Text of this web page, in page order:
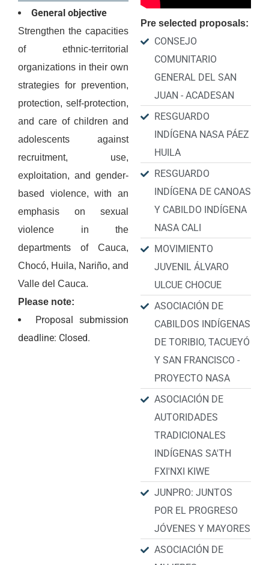
General objective
Strengthen the capacities
of ethnic-territorial
organizations in their own
strategies for prevention,
protection, self-protection,
and care of children and
adolescents against
recruitment, use,
exploitation, and gender-
based violence, with an
emphasis on sexual
violence in the
departments of Cauca,
Chocó, Huila, Nariño, and
Valle del Cauca.
Please note:
Proposal submission
deadline: Closed.
Pre selected proposals:
CONSEJO
COMUNITARIO
GENERAL DEL SAN
JUAN - ACADESAN
RESGUARDO
INDÍGENA NASA PÁEZ
HUILA
RESGUARDO
INDÍGENA DE CANOAS
Y CABILDO INDÍGENA
NASA CALI
MOVIMIENTO
JUVENIL ÁLVARO
ULCUE CHOCUE
ASOCIACIÓN DE
CABILDOS INDÍGENAS
DE TORIBIO, TACUEYÓ
Y SAN FRANCISCO -
PROYECTO NASA
ASOCIACIÓN DE
AUTORIDADES
TRADICIONALES
INDÍGENAS SA'TH
FXI'NXI KIWE
JUNPRO: JUNTOS
POR EL PROGRESO
JÓVENES Y MAYORES
ASOCIACIÓN DE